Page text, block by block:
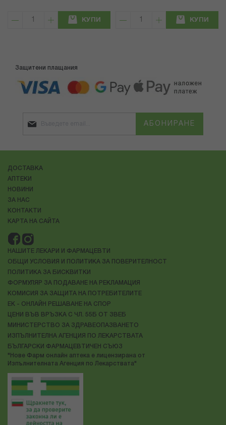
КУПИ КУПИ
Защитени плащания
АБОНИРАНЕ
ДОСТАВКА
АПТЕКИ
НОВИНИ
ЗА НАС
КОНТАКТИ
КАРТА НА САЙТА
НАШИТЕ ЛЕКАРИ И ФАРМАЦЕВТИ
ОБЩИ УСЛОВИЯ И ПОЛИТИКА ЗА ПОВЕРИТЕЛНОСТ
ПОЛИТИКА ЗА БИСКВИТКИ
ФОРМУЛЯР ЗА ПОДАВАНЕ НА РЕКЛАМАЦИЯ
КОМИСИЯ ЗА ЗАЩИТА НА ПОТРЕБИТЕЛИТЕ
ЕК - ОНЛАЙН РЕШАВАНЕ НА СПОР
ЦЕНИ ВЪВ ВРЪЗКА С ЧЛ. 55Б ОТ ЗВЕБ
МИНИСТЕРСТВО ЗА ЗДРАВЕОПАЗВАНЕТО
ИЗПЪЛНИТЕЛНА АГЕНЦИЯ ПО ЛЕКАРСТВАТА
БЪЛГАРСКИ ФАРМАЦЕВТИЧЕН СЪЮЗ
"Нове Фарм онлайн аптека е лицензирана от
Изпълнителната Агенция по Лекарствата"